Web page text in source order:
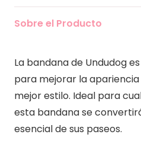
Ty
Sobre el Producto
La bandana de Undudog
para mejorar la
mejor estilo. Ideal para
esta bandana se
esencial de sus paseos.